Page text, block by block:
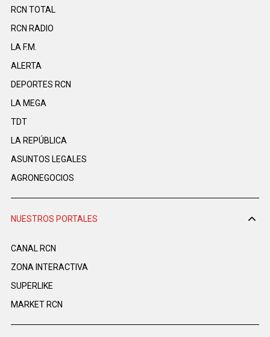
RCN TOTAL
RCN RADIO
LA F.M.
ALERTA
DEPORTES RCN
LA MEGA
TDT
LA REPÚBLICA
ASUNTOS LEGALES
AGRONEGOCIOS
NUESTROS PORTALES
CANAL RCN
ZONA INTERACTIVA
SUPERLIKE
MARKET RCN